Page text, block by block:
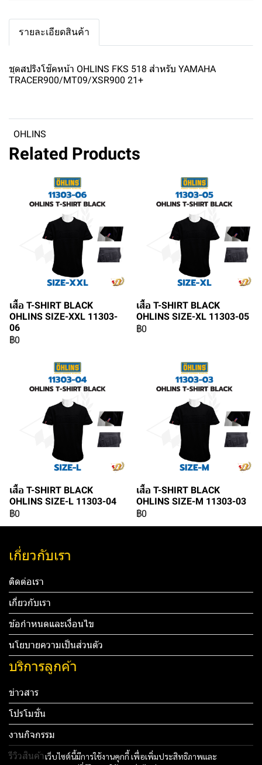
รายละเอียดสินค้า
ชุดสปริงโช๊คหน้า OHLINS FKS 518 สำหรับ YAMAHA
TRACER900/MT09/XSR900 21+
OHLINS
Related Products
เสื้อ T-SHIRT BLACK
OHLINS SIZE-XXL 11303-
06
฿0
เสื้อ T-SHIRT BLACK
OHLINS SIZE-XL 11303-05
฿0
เสื้อ T-SHIRT BLACK
OHLINS SIZE-L 11303-04
฿0
เสื้อ T-SHIRT BLACK
OHLINS SIZE-M 11303-03
฿0
เว็บไซต์นี้มีการใช้งานคุกกี้ เพื่อเพิ่มประสิทธิภาพและ
เกี่ยวกับเรา
ติดต่อเรา
เกี่ยวกับเรา
ข้อกำหนดและเงื่อนไข
นโยบายความเป็นส่วนตัว
บริการลูกค้า
ข่าวสาร
โปรโมชั่น
งานกิจกรรม
รีวิวสินค้า